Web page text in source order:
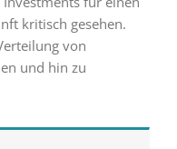
kritisch gesehen.
von
und hin zu